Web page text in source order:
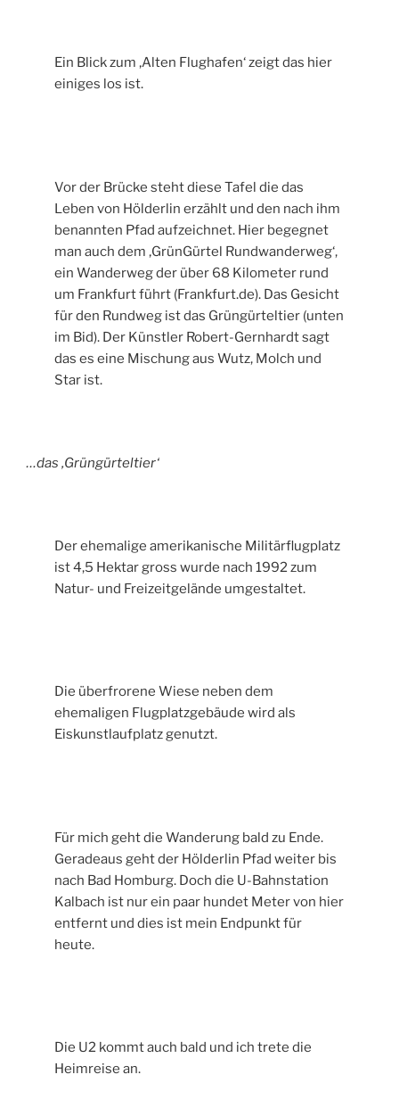
Ein Blick zum ‚Alten Flughafen‘ zeigt das hier
einiges los ist.
Vor der Brücke steht diese Tafel die das
Leben von Hölderlin erzählt und den nach ihm
benannten Pfad aufzeichnet. Hier begegnet
man auch dem ‚GrünGürtel Rundwanderweg‘,
ein Wanderweg der über 68 Kilometer rund
um Frankfurt führt (Frankfurt.de). Das Gesicht
für den Rundweg ist das Grüngürteltier (unten
im Bid). Der Künstler Robert-Gernhardt sagt
das es eine Mischung aus Wutz, Molch und
Star ist.
…das ‚Grüngürteltier‘
Der ehemalige amerikanische Militärflugplatz
ist 4,5 Hektar gross wurde nach 1992 zum
Natur- und Freizeitgelände umgestaltet.
Die überfrorene Wiese neben dem
ehemaligen Flugplatzgebäude wird als
Eiskunstlaufplatz genutzt.
Für mich geht die Wanderung bald zu Ende.
Geradeaus geht der Hölderlin Pfad weiter bis
nach Bad Homburg. Doch die U-Bahnstation
Kalbach ist nur ein paar hundet Meter von hier
entfernt und dies ist mein Endpunkt für
heute.
Die U2 kommt auch bald und ich trete die
Heimreise an.